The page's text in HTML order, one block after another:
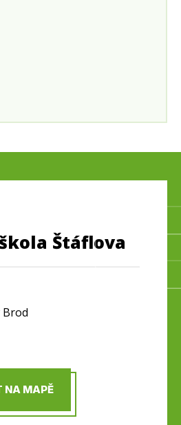
Štáflova
Brod
NA MAPĚ